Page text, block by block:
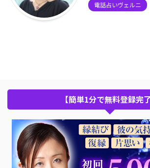
電話占いヴェルニ
【簡単1分で無料登録完了